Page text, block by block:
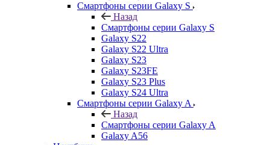
Смартфоны серии Galaxy S
Назад
Смартфоны серии Galaxy S
Galaxy S22
Galaxy S22 Ultra
Galaxy S23
Galaxy S23FE
Galaxy S23 Plus
Galaxy S24 Ultra
Смартфоны серии Galaxy A
Назад
Смартфоны серии Galaxy A
Galaxy A56